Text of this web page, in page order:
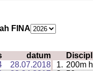
FINA
datum
28.07.2018 1. 200m